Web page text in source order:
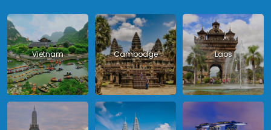
Vietnam Cambodge Laos